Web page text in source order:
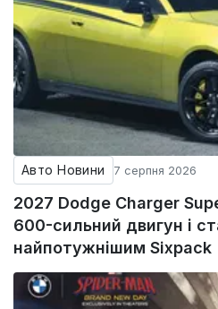
Авто Новини 7 серпня 2026
2027 Dodge Charger
600-сильний двигун і
найпотужнішим Sixpack